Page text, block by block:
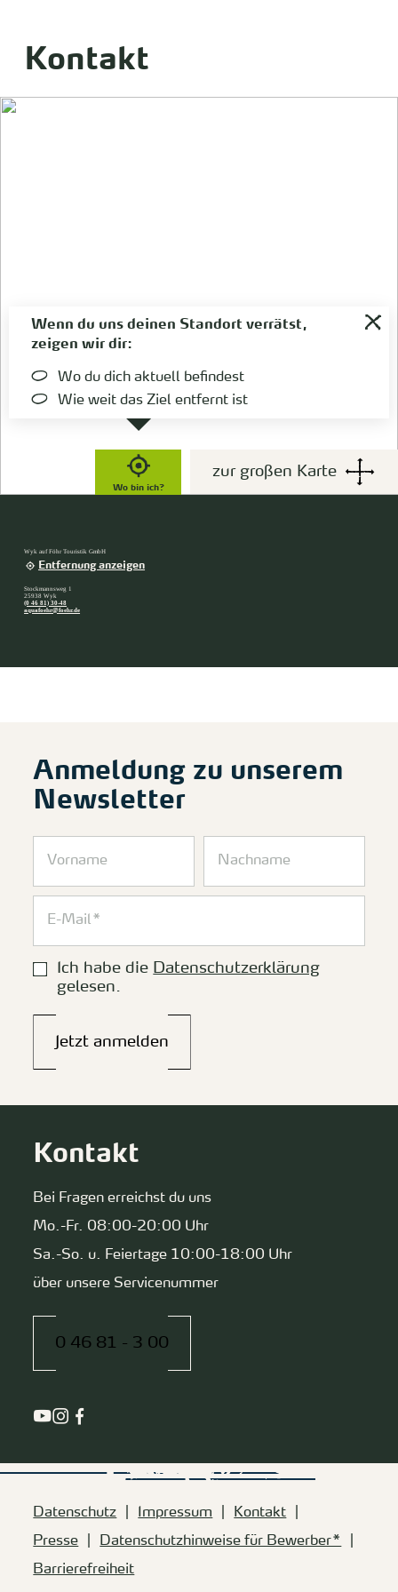
Kontakt
Wo bin ich?
Wenn du uns deinen Standort verrätst,
zeigen wir dir:
Wo du dich aktuell befindest
Wie weit das Ziel entfernt ist
zur großen Karte
Wyk auf Föhr Touristik GmbH
Entfernung anzeigen
Stockmannsweg 1
25938 Wyk
(0 46 81) 30-48
aquafoehr@foehr.de
Anmeldung zu unserem
Newsletter
Ich habe die Datenschutzerklärung
gelesen.
Jetzt anmelden
Kontakt
Bei Fragen erreichst du uns
Mo.-Fr. 08:00-20:00 Uhr
Sa.-So. u. Feiertage 10:00-18:00 Uhr
über unsere Servicenummer
0 46 81 - 3 00
Datenschutz Impressum
Kontakt
Presse
Datenschutzhinweise für Bewerber*
Barrierefreiheit